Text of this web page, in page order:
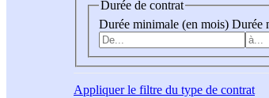
Durée de contrat
Durée minimale (en mois) Durée
Appliquerle filtre du type de contrat